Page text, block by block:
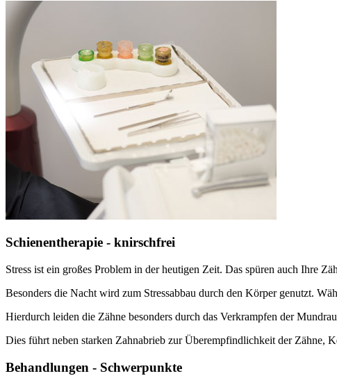
Schienentherapie - knirschfrei
Stress ist ein großes Problem in der heutigen Zeit. Das spüren auch Ihre
Besonders die Nacht wird zum Stressabbau durch den Körper genutzt.
Hierdurch leiden die Zähne besonders durch das Verkrampfen der
Dies führt neben starken Zahnabrieb zur Überempfindlichkeit der Zähne,
Behandlungen - Schwerpunkte